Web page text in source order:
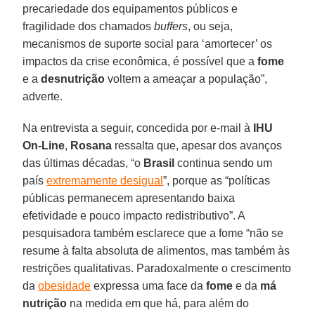
precariedade dos equipamentos públicos e
fragilidade dos chamadosbuffers, ou seja,
mecanismos de suporte social para ‘amortecer’ os
impactos da crise econômica, é possível que afome
e adesnutrição voltem a ameaçar a população”,
adverte.
Na entrevista a seguir, concedida por e-mail à IHU
On-Line, Rosana ressalta que, apesar dos avanços
das últimas décadas, “o Brasil continua sendo um
paísextremamente desigual”, porque as “políticas
públicas permanecem apresentando baixa
efetividade e pouco impacto redistributivo”. A
pesquisadora também esclarece que a fome “não se
resume à falta absoluta de alimentos, mas também às
restrições qualitativas. Paradoxalmente o crescimento
daobesidade expressa uma face dafome e da má
nutrição na medida em que há, para além do